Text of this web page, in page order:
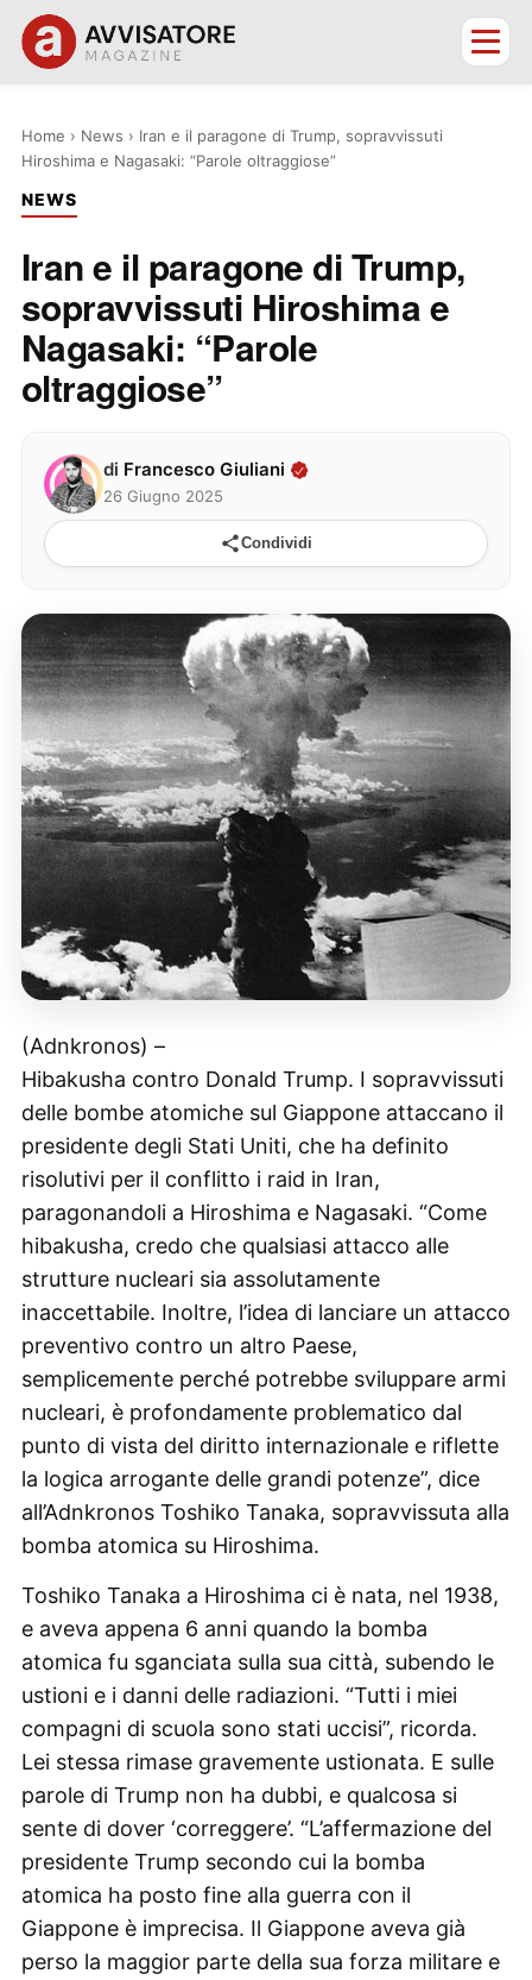
Home › News › Iran e il paragone di Trump, sopravvissuti
Hiroshima e Nagasaki: “Parole oltraggiose”
NEWS
Iran e il paragone di Trump,
sopravvissuti Hiroshima e
Nagasaki: “Parole
oltraggiose”
di Francesco Giuliani
26 Giugno 2025
Condividi
(Adnkronos) –
Hibakusha contro Donald Trump. I sopravvissuti
delle bombe atomiche sul Giappone attaccano il
presidente degli Stati Uniti, che ha definito
risolutivi per il conflitto i raid in Iran,
paragonandoli a Hiroshima e Nagasaki. “Come
hibakusha, credo che qualsiasi attacco alle
strutture nucleari sia assolutamente
inaccettabile. Inoltre, l’idea di lanciare un attacco
preventivo contro un altro Paese,
semplicemente perché potrebbe sviluppare armi
nucleari, è profondamente problematico dal
punto di vista del diritto internazionale e riflette
la logica arrogante delle grandi potenze”, dice
all’Adnkronos Toshiko Tanaka, sopravvissuta alla
bomba atomica su Hiroshima.
Toshiko Tanaka a Hiroshima ci è nata, nel 1938,
e aveva appena 6 anni quando la bomba
atomica fu sganciata sulla sua città, subendo le
ustioni e i danni delle radiazioni. “Tutti i miei
compagni di scuola sono stati uccisi”, ricorda.
Lei stessa rimase gravemente ustionata. E sulle
parole di Trump non ha dubbi, e qualcosa si
sente di dover ‘correggere’. “L’affermazione del
presidente Trump secondo cui la bomba
atomica ha posto fine alla guerra con il
Giappone è imprecisa. Il Giappone aveva già
perso la maggior parte della sua forza militare e